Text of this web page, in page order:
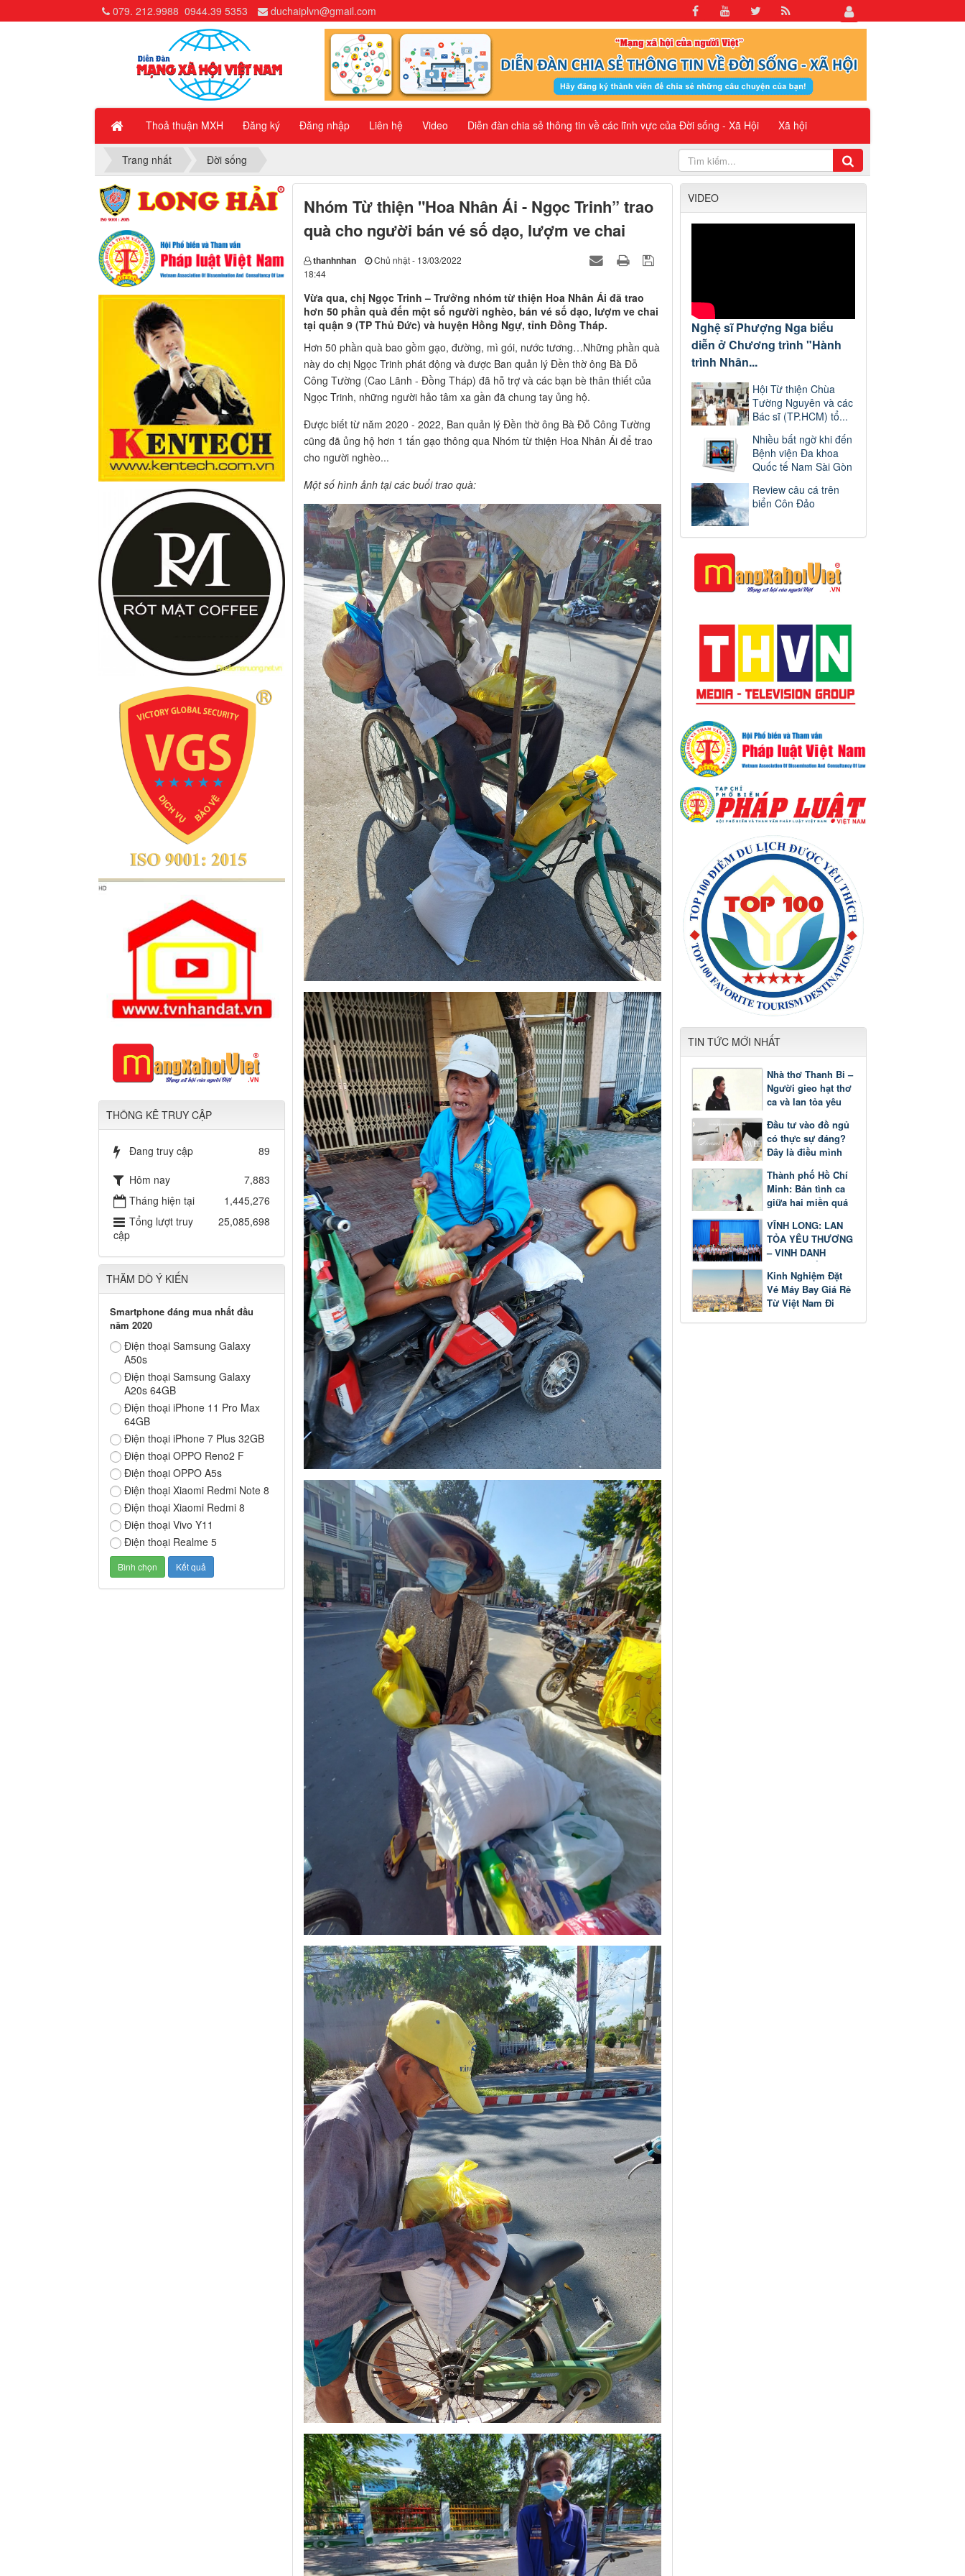
Thoả thuận MXH Đăng ký Đăng nhập Liên hệ Video Diễn đàn chia sẻ thông tin về các lĩnh vực của Đời sống - Xã Hội Xã hội
079. 212.9988 0944.39 5353 duchaiplvn@gmail.com
Trang nhất Đời sống
Nhóm Từ thiện "Hoa Nhân Ái - Ngọc Trinh” trao
quà cho người bán vé số dạo, lượm ve chai
thanhnhan
Chủ nhật - 13/03/2022
18:44
Vừa qua, chị Ngọc Trinh – Trưởng nhóm từ thiện Hoa Nhân Ái đã trao
hơn 50 phần quà đến một số người nghèo, bán vé số dạo, lượm ve chai
tại quận 9 (TP Thủ Đức) và huyện Hồng Ngự, tỉnh Đồng Tháp.
Hơn 50 phần quà bao gồm gạo, đường, mì gói, nước tương…Những phần quà
này do chị Ngọc Trinh phát động và được Ban quản lý Đền thờ ông Bà Đỗ
Công Tường (Cao Lãnh - Đồng Tháp) đã hỗ trợ và các bạn bè thân thiết của
Ngọc Trinh, những người hảo tâm xa gần đã chung tay ủng hộ.
Được biết từ năm 2020 - 2022, Ban quản lý Đền thờ ông Bà Đỗ Công Tường
cũng đã ủng hộ hơn 1 tấn gạo thông qua Nhóm từ thiện Hoa Nhân Ái để trao
cho người nghèo...
Một số hình ảnh tại các buổi trao quà:
VIDEO
Nghệ sĩ Phượng Nga biểu
diễn ở Chương trình "Hành
trình Nhân...
Hội Từ thiện Chùa
Tường Nguyên và các
Bác sĩ (TP.HCM) tổ...
Nhiều bất ngờ khi đến
Bệnh viện Đa khoa
Quốc tế Nam Sài Gòn
Review câu cá trên
biển Côn Đảo
TIN TỨC MỚI NHẤT
Nhà thơ Thanh Bi –
Người gieo hạt thơ
ca và lan tỏa yêu
Đầu tư vào đồ ngủ
có thực sự đáng?
Đây là điều mình
thời gian
Thành phố Hồ Chí
Minh: Bản tình ca
giữa hai miền quá
VĨNH LONG: LAN
TỎA YÊU THƯƠNG
– VINH DANH
GƯƠNG SÁNG
HỌC TẬP
Kinh Nghiệm Đặt
Vé Máy Bay Giá Rẻ
Từ Việt Nam Đi
THÔNG KÊ TRUY CẬP
Đang truy cập
89
Hôm nay
7,883
Tháng hiện tại
1,445,276
Tổng lượt truy
cập
25,085,698
THĂM DÒ Ý KIẾN
Smartphone đáng mua nhất đầu
năm 2020
Điện thoại Samsung Galaxy
A50s
Điện thoại Samsung Galaxy
A20s 64GB
Điện thoại iPhone 11 Pro Max
64GB
Điện thoại iPhone 7 Plus 32GB
Điện thoại OPPO Reno2 F
Điện thoại OPPO A5s
Điện thoại Xiaomi Redmi Note 8
Điện thoại Xiaomi Redmi 8
Điện thoại Vivo Y11
Điện thoại Realme 5